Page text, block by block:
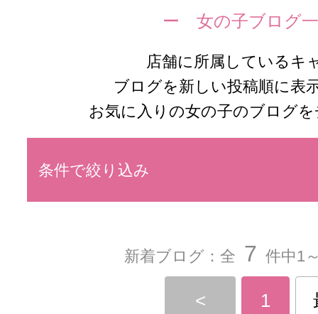
ー 女の子ブログ
店舗に所属しているキ
ブログを新しい投稿順に表
お気に入りの女の子のブログ
条件で絞り込み
新着ブログ：全 7 件中1
< 1